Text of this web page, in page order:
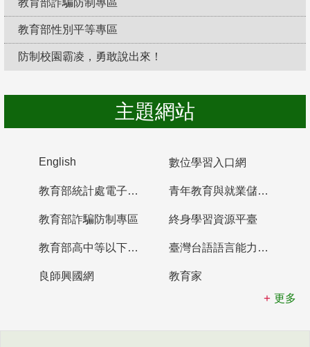
教育部詐騙防制專區
教育部性別平等專區
防制校園霸凌，勇敢說出來！
主題網站
English 數位學習入口網
教育部統計處電子書櫃 青年教育與就業儲蓄帳戶
教育部詐騙防制專區 終身學習資源平臺
教育部高中等以下學校及幼兒園教師資格檢定考試 臺灣台語語言能力認證網站
良師興國網
教育家
更多